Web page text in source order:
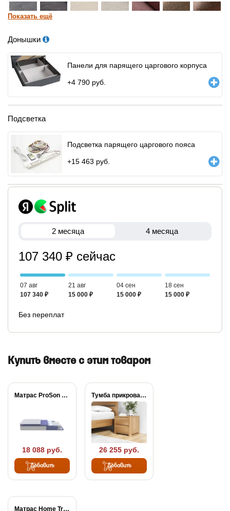
Показать ещё
Донышки
Панели для парящего царгового корпуса
+4 790 руб.
Подсветка
Подсветка парящего царгового пояса
+15 463 руб.
2 месяца 4 месяца
107 340 ₽ сейчас
07 авг
107 340 ₽
21 авг
15 000 ₽
04 сен
15 000 ₽
18 сен
15 000 ₽
Без переплат
Купить вместе с этим товаром
Матрас ProSon Active...
18 088 руб.
Добавить
Тумба прикроватная Wood...
26 255 руб.
Добавить
Матрас Home Tradition